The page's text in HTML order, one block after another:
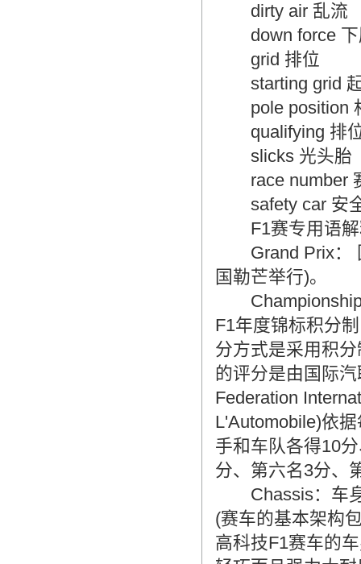
dirty air 乱流
down force 下
grid 排位
starting grid
pole position
qualifying 排
slicks 光头胎
race number
safety car 安
F1赛专用语解
Grand Prix：
国勒芒举行)。
Championship
F1年度锦标积分
分方式是采用积
的评分是由国际
Federation
L'Automobile)依
手和车队各得10
分、第六名3分、
Chassis：车
(赛车的基本架构
高科技F1赛车的